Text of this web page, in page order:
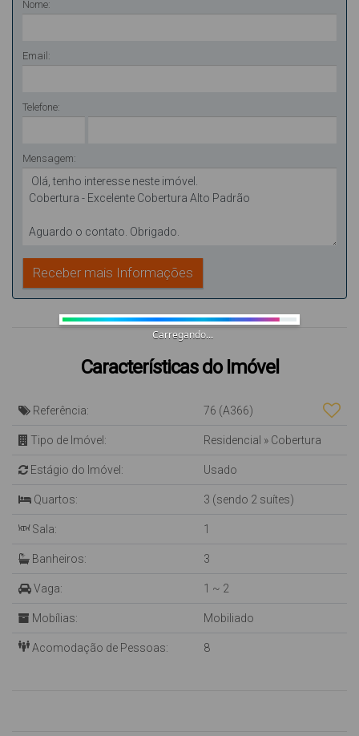
Nome:
Email:
Telefone:
Mensagem:
Características do Imóvel
Referência: 76 (A366)
Tipo de Imóvel: Residencial » Cobertura
Estágio do Imóvel: Usado
Quartos: 3 (sendo 2 suítes)
Sala: 1
Banheiros: 3
Vaga: 1 ~ 2
Mobílias: Mobiliado
Acomodação de Pessoas: 8
Carregando...